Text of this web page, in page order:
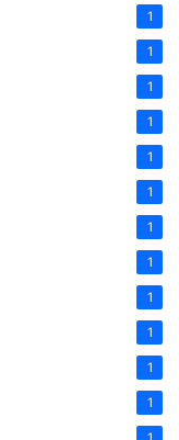
1
1
1
1
1
1
1
1
1
1
1
1